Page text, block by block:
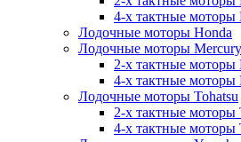
4-х тактные моторы
Лодочные моторы Honda
Лодочные моторы Mercury
2-х тактные моторы
4-х тактные моторы
Лодочные моторы Tohatsu
2-х тактные моторы
4-х тактные моторы